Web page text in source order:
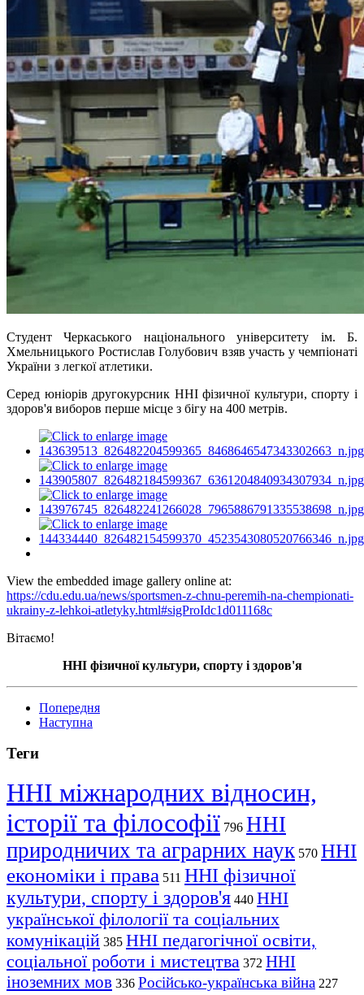
Студент Черкаського національного університету ім. Б.
Хмельницького Ростислав Голубович взяв участь у чемпіонаті
України з легкої атлетики.
Серед юніорів другокурсник ННІ фізичної культури, спорту і
здоров'я виборов перше місце з бігу на 400 метрів.
View the embedded image gallery online at:
https://cdu.edu.ua/news/sportsmen-z-chnu-peremih-na-chempionati-
ukrainy-z-lehkoi-atletyky.html#sigProIdc1d011168c
Вітаємо!
ННІ фізичної культури, спорту і здоров'я
Попередня
Наступна
Теги
ННІ міжнародних відносин,
історії та філософії 796 ННІ
природничих та аграрних наук 570 ННІ
економіки і права 511 ННІ фізичної
культури, спорту і здоров'я 440 ННІ
української філології та соціальних
комунікацій 385 ННІ педагогічної освіти,
соціальної роботи і мистецтва 372 ННІ
іноземних мов 336 Російсько-українська війна 227